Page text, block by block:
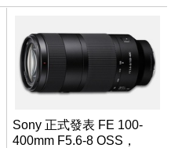
Sony 正式發表 FE 100-
400mm F5.6-8 OSS，